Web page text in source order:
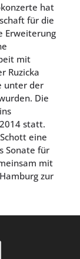
hat
für die
Erweiterung
mit
Ruzicka
unter der
Die
statt.
eine
Sonate für
mit
zur